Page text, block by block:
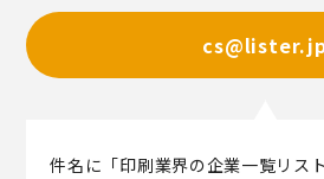
件名に「印刷業界の企業一覧リス